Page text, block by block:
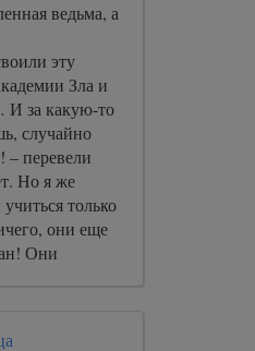
ведьма, а
эту
Зла и
И за какую-то
случайно
– перевели
Но я же
только
они еще
Они